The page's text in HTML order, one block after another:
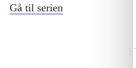
Gå til serien